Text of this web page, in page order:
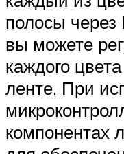
полосы
вы можете
каждого
ленте. При
компонентах